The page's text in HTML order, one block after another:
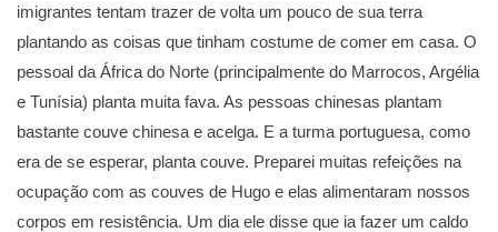
imigrantes tentam trazer de volta um pouco de sua terra
plantando as coisas que tinham costume de comer em casa. O
pessoal da África do Norte (principalmente do Marrocos, Argélia
e Tunísia) planta muita fava. As pessoas chinesas plantam
bastante couve chinesa e acelga. E a turma portuguesa, como
era de se esperar, planta couve. Preparei muitas refeições na
ocupação com as couves de Hugo e elas alimentaram nossos
corpos em resistência. Um dia ele disse que ia fazer um caldo